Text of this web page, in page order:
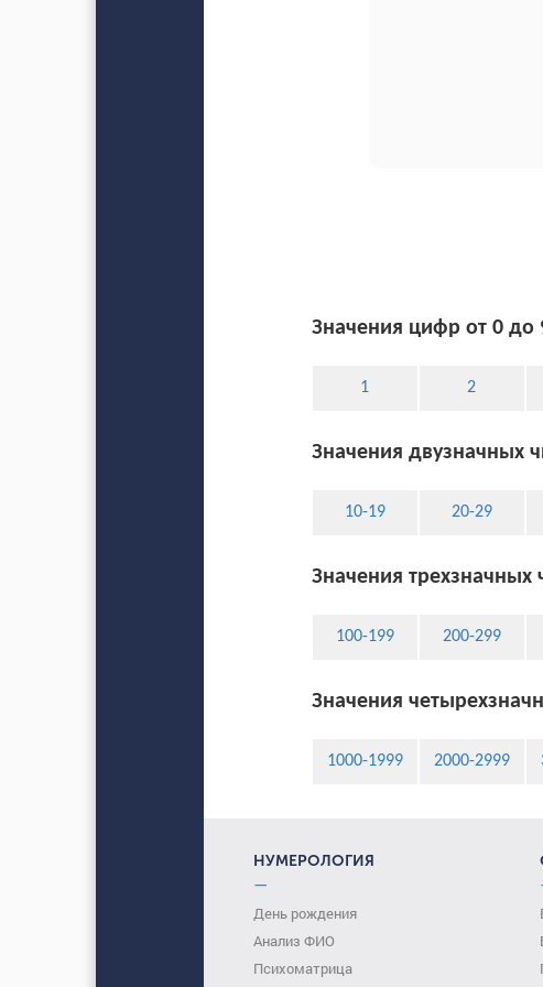
Значения цифр от 0 до
1 2
Значения двузначных
10-19 20-29
Значения трехзначных
100-199 200-299
Значения
1000-1999 2000-2999
НУМЕРОЛОГИЯ
—
День рождения
Анализ ФИО
Психоматрица